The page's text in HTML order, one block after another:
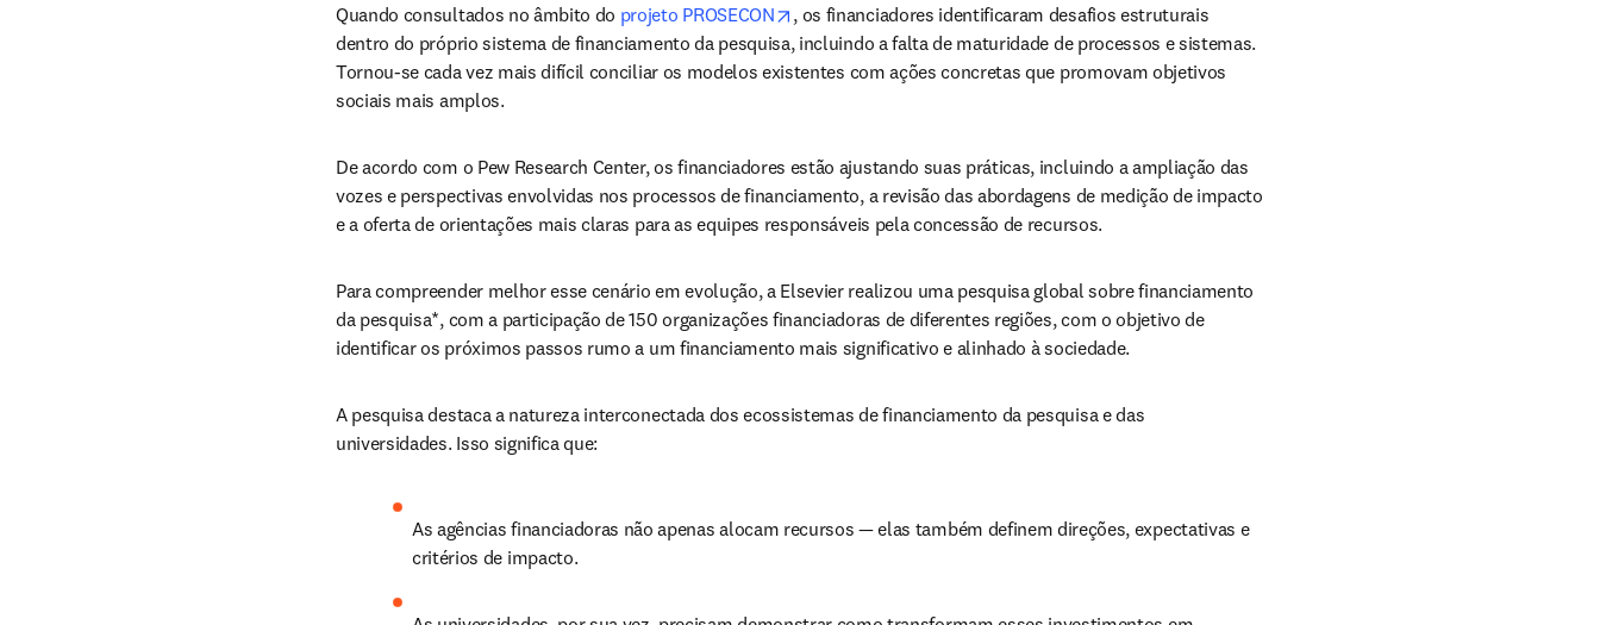
Quando consultados no âmbito do projeto PROSECON opens in new tab/window
, os financiadores identificaram desafios estruturais
dentro do próprio sistema de financiamento da pesquisa, incluindo a falta de maturidade de processos e sistemas.
Tornou-se cada vez mais difícil conciliar os modelos existentes com ações concretas que promovam objetivos
sociais mais amplos.
De acordo com o Pew Research Center, os financiadores estão ajustando suas práticas, incluindo a ampliação das
vozes e perspectivas envolvidas nos processos de financiamento, a revisão das abordagens de medição de impacto
e a oferta de orientações mais claras para as equipes responsáveis pela concessão de recursos.
Para compreender melhor esse cenário em evolução, a Elsevier realizou uma pesquisa global sobre financiamento
da pesquisa*, com a participação de 150 organizações financiadoras de diferentes regiões, com o objetivo de
identificar os próximos passos rumo a um financiamento mais significativo e alinhado à sociedade.
A pesquisa destaca a natureza interconectada dos ecossistemas de financiamento da pesquisa e das
universidades. Isso significa que:
As agências financiadoras não apenas alocam recursos — elas também definem direções, expectativas e
critérios de impacto.